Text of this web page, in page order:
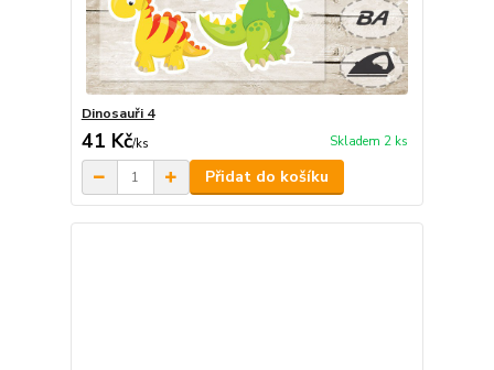
Dinosauři 4
41 Kč/ks Skladem 2 ks
Přidat do košíku